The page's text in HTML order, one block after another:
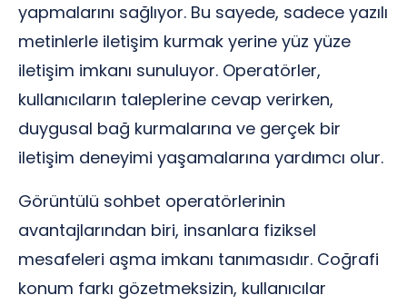
yapmalarını sağlıyor. Bu sayede, sadece yazılı
metinlerle iletişim kurmak yerine yüz yüze
iletişim imkanı sunuluyor. Operatörler,
kullanıcıların taleplerine cevap verirken,
duygusal bağ kurmalarına ve gerçek bir
iletişim deneyimi yaşamalarına yardımcı olur.
Görüntülü sohbet operatörlerinin
avantajlarından biri, insanlara fiziksel
mesafeleri aşma imkanı tanımasıdır. Coğrafi
konum farkı gözetmeksizin, kullanıcılar